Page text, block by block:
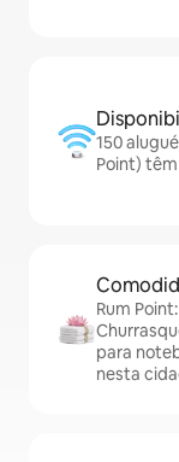
150
Point)
Rum
para
nesta